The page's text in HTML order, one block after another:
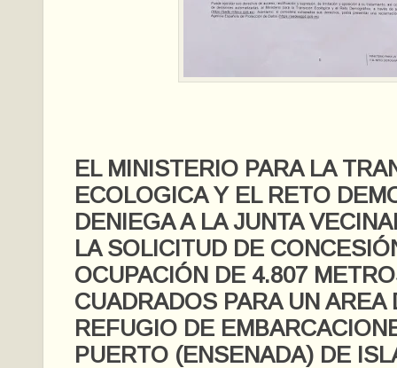
EL MINISTERIO PARA LA
ECOLOGICA Y EL RETO
DENIEGA A LA JUNTA
LA SOLICITUD DE
OCUPACIÓN DE 4.807
CUADRADOS PARA UN AREA
REFUGIO DE
PUERTO (ENSENADA) DE